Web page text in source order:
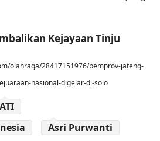
Kejayaan Tinju
olahraga/28417151976/pemprov-jateng-
nasional-digelar-di-solo
ATI
Asri Purwanti